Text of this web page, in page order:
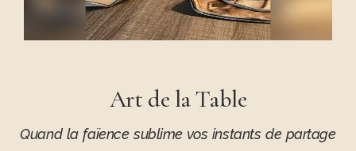
Art de la Table
Quand la faïence sublime vos instants de partage